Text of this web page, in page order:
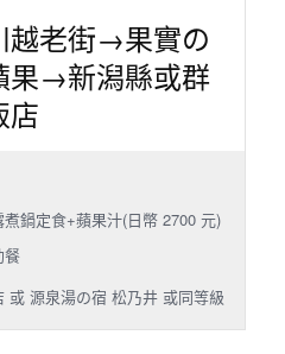
老街→果實の
果→新潟縣或群
店
鍋定食+蘋果汁(日幣 2700 元)
餐
或 源泉湯の宿 松乃井 或同等級